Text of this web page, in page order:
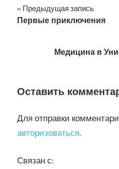
Навигация
по
записям
Предыдущая запись
Первые приключения
Медицина в
Оставить
Для отправки
авторизоваться.
Связан с: